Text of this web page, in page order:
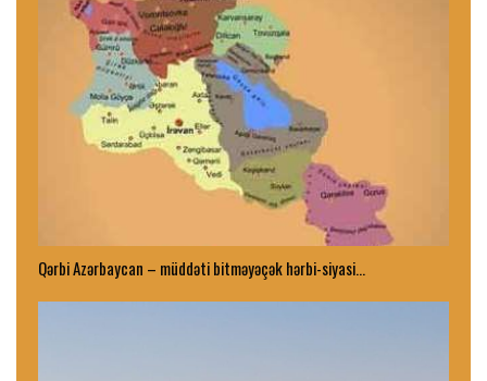
Qərbi Azərbaycan – müddəti bitməyəçək hərbi-siyasi…